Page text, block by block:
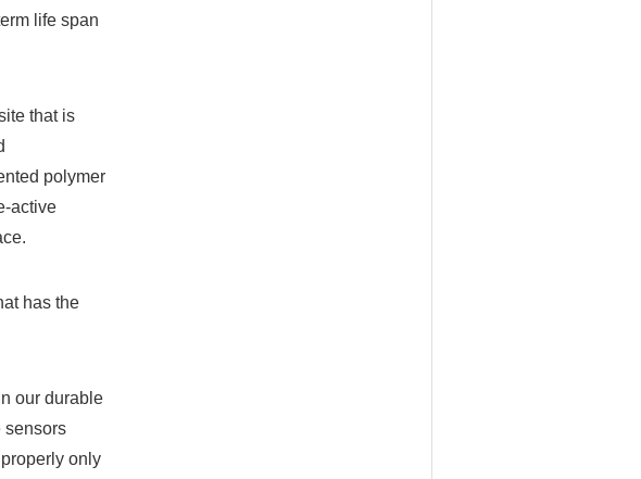
life span
that is
polymer
active
has the
our durable
sensors
only